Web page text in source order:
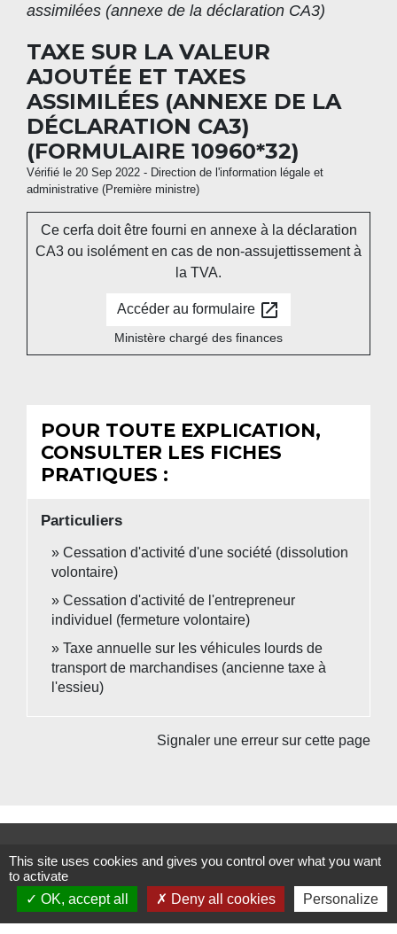
assimilées (annexe de la déclaration CA3)
TAXE SUR LA VALEUR
AJOUTÉE ET TAXES
ASSIMILÉES (ANNEXE DE LA
DÉCLARATION CA3)
(FORMULAIRE 10960*32)
Vérifié le 20 Sep 2022 - Direction de l'information légale et
administrative (Première ministre)
Ce cerfa doit être fourni en annexe à la déclaration
CA3 ou isolément en cas de non-assujettissement à
la TVA.
Accéder au formulaire open_in_new
Ministère chargé des finances
POUR TOUTE EXPLICATION,
CONSULTER LES FICHES
PRATIQUES :
Particuliers
Cessation d'activité d'une société (dissolution
volontaire)
Cessation d'activité de l'entrepreneur
individuel (fermeture volontaire)
Taxe annuelle sur les véhicules lourds de
transport de marchandises (ancienne taxe à
l'essieu)
Signaler une erreur sur cette page
Commune de Beauvoir
1 place Beauvoir
60120 Beauvoir - FRANCE
This site uses cookies and gives you control over what you want
to activate
OK, accept all
Deny all cookies Personalize